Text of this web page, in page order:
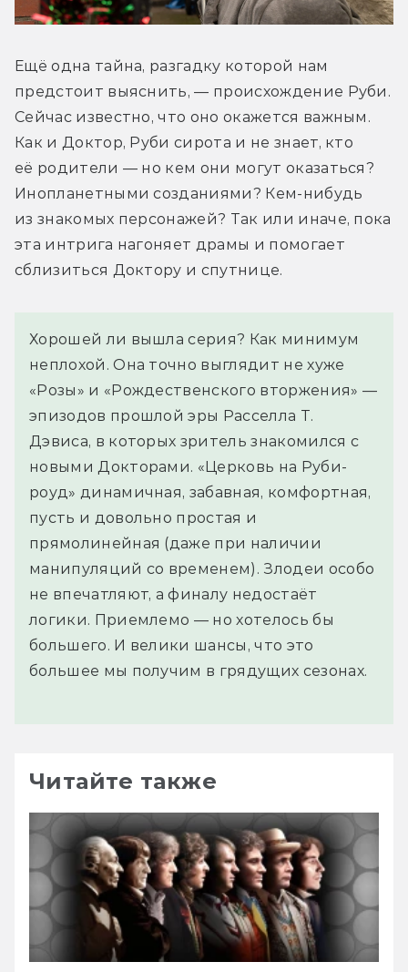
Ещё одна тайна, разгадку которой нам
предстоит выяснить, — происхождение Руби.
Сейчас известно, что оно окажется важным.
Как и Доктор, Руби сирота и не знает, кто
её родители — но кем они могут оказаться?
Инопланетными созданиями? Кем-нибудь
из знакомых персонажей? Так или иначе, пока
эта интрига нагоняет драмы и помогает
сблизиться Доктору и спутнице.
Хорошей ли вышла серия? Как минимум
неплохой. Она точно выглядит не хуже
«Розы» и «Рождественского вторжения» —
эпизодов прошлой эры Расселла Т.
Дэвиса, в которых зритель знакомился с
новыми Докторами. «Церковь на Руби-
роуд» динамичная, забавная, комфортная,
пусть и довольно простая и
прямолинейная (даже при наличии
манипуляций со временем). Злодеи особо
не впечатляют, а финалу недостаёт
логики. Приемлемо — но хотелось бы
большего. И велики шансы, что это
большее мы получим в грядущих сезонах.
Читайте также